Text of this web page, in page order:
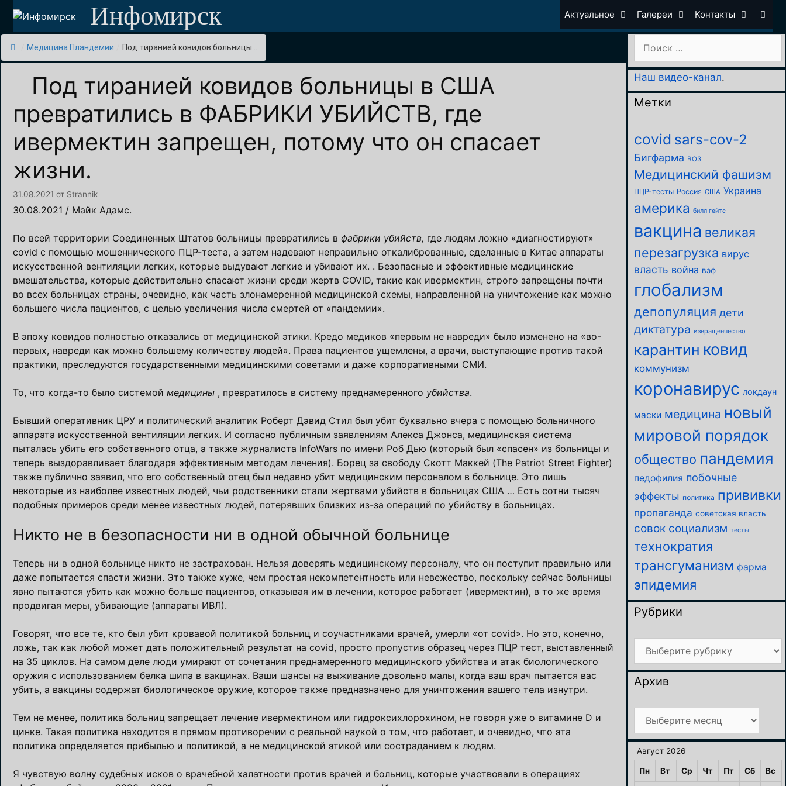
Перейти
содержимому
Инфомирск Актуальное Галереи Контакты
Медицина Пландемии Под тиранией ковидов больницы...
Под тиранией ковидов больницы в США
превратились в ФАБРИКИ УБИЙСТВ, где
ивермектин запрещен, потому что он спасает
жизни.
31.08.2021 от Strannik
30.08.2021 / Майк Адамс.
По всей территории Соединенных Штатов больницы превратились в фабрики убийств, где людям ложно «диагностируют»
covid с помощью мошеннического ПЦР-теста, а затем надевают неправильно откалиброванные, сделанные в Китае аппараты
искусственной вентиляции легких, которые выдувают легкие и убивают их. . Безопасные и эффективные медицинские
вмешательства, которые действительно спасают жизни среди жертв COVID, такие как ивермектин, строго запрещены почти
во всех больницах страны, очевидно, как часть злонамеренной медицинской схемы, направленной на уничтожение как можно
большего числа пациентов, с целью увеличения числа смертей от «пандемии».
В эпоху ковидов полностью отказались от медицинской этики. Кредо медиков «первым не навреди» было изменено на «во-
первых, навреди как можно большему количеству людей». Права пациентов ущемлены, а врачи, выступающие против такой
практики, преследуются государственными медицинскими советами и даже корпоративными СМИ.
То, что когда-то было системой медицины , превратилось в систему преднамеренного убийства.
Бывший оперативник ЦРУ и политический аналитик Роберт Дэвид Стил был убит буквально вчера с помощью больничного
аппарата искусственной вентиляции легких. И согласно публичным заявлениям Алекса Джонса, медицинская система
пыталась убить его собственного отца, а также журналиста InfoWars по имени Роб Дью (который был «спасен» из больницы и
теперь выздоравливает благодаря эффективным методам лечения). Борец за свободу Скотт Маккей (The Patriot Street Fighter)
также публично заявил, что его собственный отец был недавно убит медицинским персоналом в больнице. Это лишь
некоторые из наиболее известных людей, чьи родственники стали жертвами убийств в больницах США … Есть сотни тысяч
подобных примеров среди менее известных людей, потерявших близких из-за операций по убийству в больницах.
Никто не в безопасности ни в одной обычной больнице
Теперь ни в одной больнице никто не застрахован. Нельзя доверять медицинскому персоналу, что он поступит правильно или
даже попытается спасти жизни. Это также хуже, чем простая некомпетентность или невежество, поскольку сейчас больницы
явно пытаются убить как можно больше пациентов, отказывая им в лечении, которое работает (ивермектин), в то же время
продвигая меры, убивающие (аппараты ИВЛ).
Говорят, что все те, кто был убит кровавой политикой больниц и соучастниками врачей, умерли «от covid». Но это, конечно,
ложь, так как любой может дать положительный результат на covid, просто пропустив образец через ПЦР тест, выставленный
на 35 циклов. На самом деле люди умирают от сочетания преднамеренного медицинского убийства и атак биологического
оружия с использованием белка шипа в вакцинах. Ваши шансы на выживание довольно малы, когда ваш врач пытается вас
убить, а вакцины содержат биологическое оружие, которое также предназначено для уничтожения вашего тела изнутри.
Тем не менее, политика больниц запрещает лечение ивермектином или гидроксихлорохином, не говоря уже о витамине D и
цинке. Такая политика находится в прямом противоречии с реальной наукой о том, что работает, и очевидно, что эта
политика определяется прибылью и политикой, а не медицинской этикой или состраданием к людям.
Я чувствую волну судебных исков о врачебной халатности против врачей и больниц, которые участвовали в операциях
Наш видео-канал.
Метки
covid sars-cov-2
Бигфарма ВОЗ
Медицинский фашизм
ПЦР-тесты Россия США Украина
америка билл гейтс
вакцина великая
перезагрузка вирус
власть война вэф
глобализм
депопуляция дети
диктатура извращенчество
карантин ковид
коммунизм
коронавирус локдаун
маски медицина новый
мировой порядок
общество пандемия
педофилия побочные
эффекты политика прививки
пропаганда советская власть
совок социализм тесты
технократия
трансгуманизм фарма
эпидемия
Рубрики
Рубрики
Архив
Архив
Август 2026
Пн Вт Ср Чт Пт Сб Вс